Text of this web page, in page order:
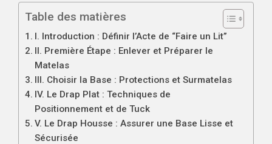
Table des matières
I. Introduction : Définir l’Acte de “Faire un Lit”
II. Première Étape : Enlever et Préparer le
Matelas
III. Choisir la Base : Protections et Surmatelas
IV. Le Drap Plat : Techniques de
Positionnement et de Tuck
V. Le Drap Housse : Assurer une Base Lisse et
Sécurisée